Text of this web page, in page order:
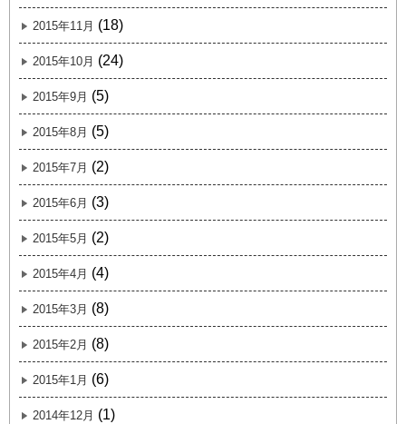
2015年11月 (18)
2015年10月 (24)
2015年9月 (5)
2015年8月 (5)
2015年7月 (2)
2015年6月 (3)
2015年5月 (2)
2015年4月 (4)
2015年3月 (8)
2015年2月 (8)
2015年1月 (6)
2014年12月 (1)